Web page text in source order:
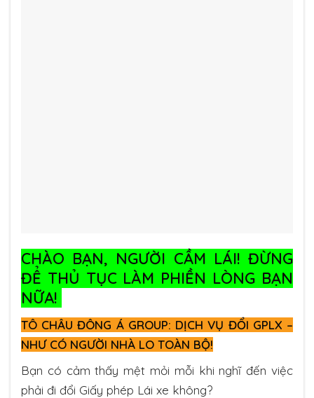
CHÀO BẠN, NGƯỜI CẦM LÁI! ĐỪNG
ĐỂ THỦ TỤC LÀM PHIỀN LÒNG BẠN
NỮA!
TÔ CHÂU ĐÔNG Á GROUP: DỊCH VỤ ĐỔI GPLX –
NHƯ CÓ NGƯỜI NHÀ LO TOÀN BỘ!
Bạn có cảm thấy mệt mỏi mỗi khi nghĩ đến việc
phải đi đổi Giấy phép Lái xe không?